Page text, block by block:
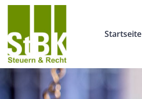
Startseite